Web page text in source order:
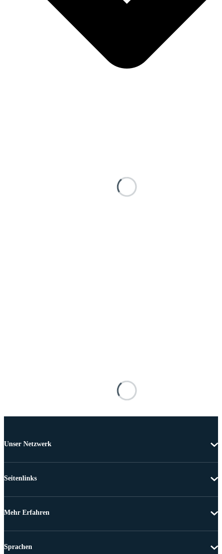
Unser Netzwerk
Seitenlinks
Mehr Erfahren
Sprachen